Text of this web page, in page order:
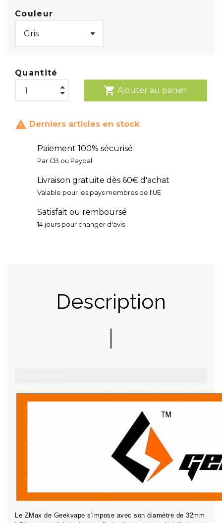
Couleur
Quantité
shopping_cart Ajouter au panier
 Derniers articles en stock
Paiement 100% sécurisé
Par CB ou Paypal
Livraison gratuite dès 60€ d'achat
Valable pour les pays membres de l'UE
Satisfait ou remboursé
14 jours pour changer d'avis
Description
Le ZMax de Geekvape s'impose avec son diamètre de 32mm